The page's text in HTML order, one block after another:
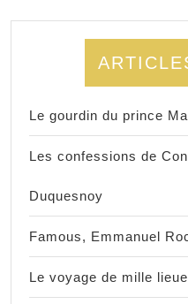
Le gourdin du prince
Les confessions de
Duquesnoy
Famous, Emmanuel
Le voyage de mille